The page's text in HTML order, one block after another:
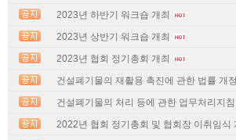
2023년 하반기 워크숍 개최
2023년 상반기 워크숍 개최
2023년 협회 정기총회 개최
건설폐기물의 재활용 촉진에 관한 법률 개
건설폐기물의 처리 등에 관한 업무처리지
2022년 협회 정기총회 및 협회장 이취임식